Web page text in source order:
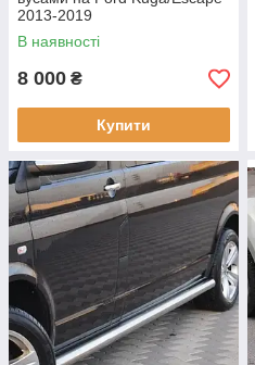
2013-2019
В наявності
8 000 ₴
Купити